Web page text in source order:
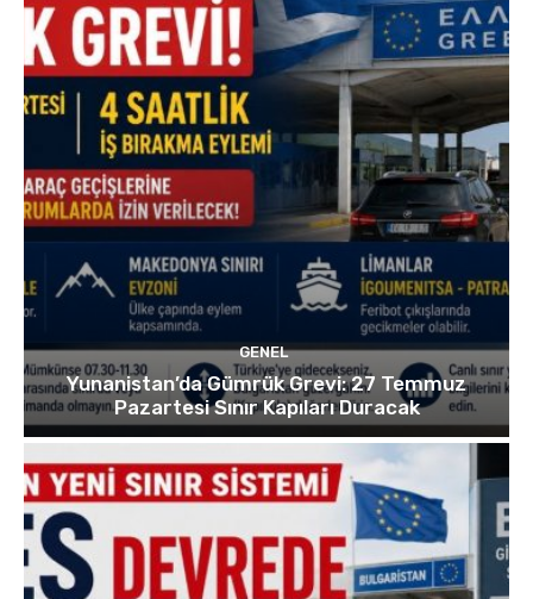
GENEL
Yunanistan’da Gümrük Grevi: 27 Temmuz
Pazartesi Sınır Kapıları Duracak